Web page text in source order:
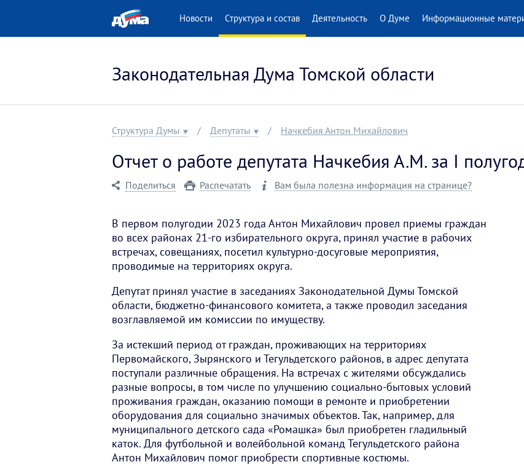
Новости Структура и состав Деятельность О Думе Информационные
Законодательная Дума Томской области
Структура Думы Депутаты Начкебия Антон Михайлович
Отчет о работе депутата Начкебия А.М. за I
Поделиться Распечатать Вам была полезна информация на странице?
В первом полугодии 2023 года Антон Михайлович провел приемы граждан
во всех районах 21-го избирательного округа, принял участие в рабочих
встречах, совещаниях, посетил культурно-досуговые мероприятия,
проводимые на территориях округа.
Депутат принял участие в заседаниях Законодательной Думы Томской
области, бюджетно-финансового комитета, а также проводил заседания
возглавляемой им комиссии по имуществу.
За истекший период от граждан, проживающих на территориях
Первомайского, Зырянского и Тегульдетского районов, в адрес депутата
поступали различные обращения. На встречах с жителями обсуждались
разные вопросы, в том числе по улучшению социально-бытовых условий
проживания граждан, оказанию помощи в ремонте и приобретении
оборудования для социально значимых объектов. Так, например, для
муниципального детского сада «Ромашка» был приобретен гладильный
каток. Для футбольной и волейбольной команд Тегульдетского района
Антон Михайлович помог приобрести спортивные костюмы.